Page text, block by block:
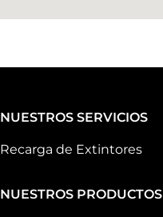
NUESTROS SERVICIOS
Recarga de Extintores
NUESTROS PRODUCTOS